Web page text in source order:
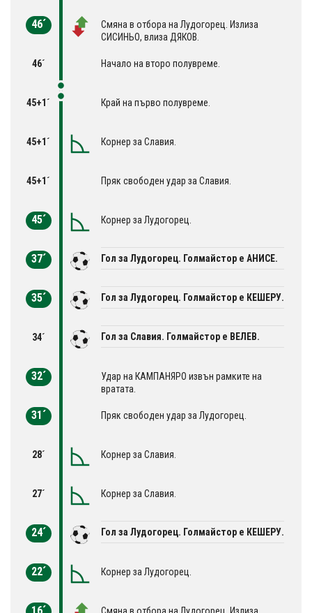
46´
Смяна в отбора на Лудогорец. Излиза
СИСИНЬО, влиза ДЯКОВ.
46´ Начало на второ полувреме.
45+1´ Край на първо полувреме.
45+1´ Корнер за Славия.
45+1´ Пряк свободен удар за Славия.
45´ Корнер за Лудогорец.
37´ Гол за Лудогорец. Голмайстор е АНИСЕ.
35´ Гол за Лудогорец. Голмайстор е КЕШЕРУ.
34´ Гол за Славия. Голмайстор е ВЕЛЕВ.
32´
Удар на КАМПАНЯРО извън рамките на
вратата.
31´ Пряк свободен удар за Лудогорец.
28´ Корнер за Славия.
27´ Корнер за Славия.
24´ Гол за Лудогорец. Голмайстор е КЕШЕРУ.
22´ Корнер за Лудогорец.